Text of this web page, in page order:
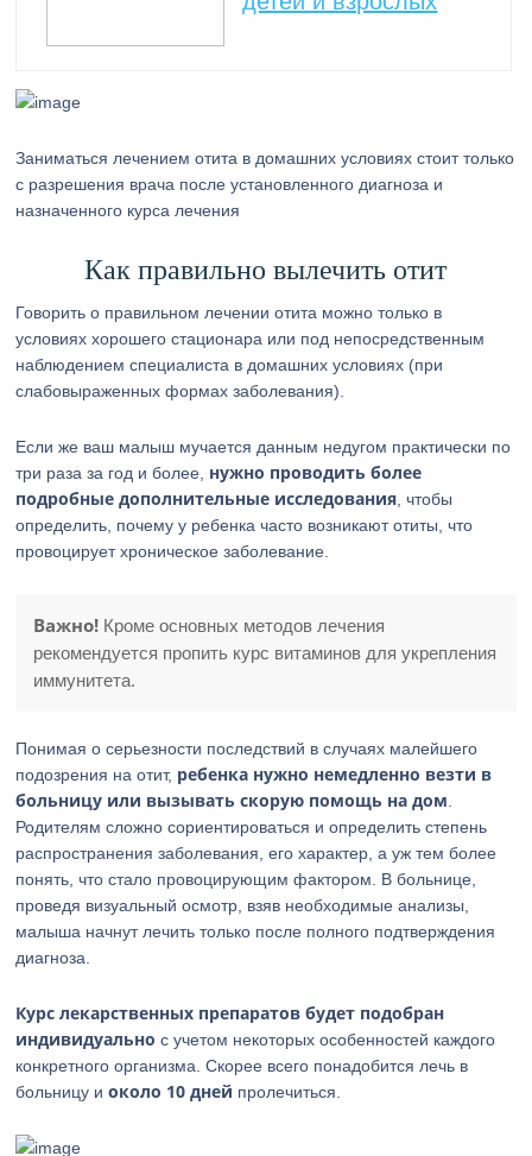
Заниматься лечением отита в домашних условиях стоит только
с разрешения врача после установленного диагноза и
назначенного курса лечения
Как правильно вылечить отит
Говорить о правильном лечении отита можно только в
условиях хорошего стационара или под непосредственным
наблюдением специалиста в домашних условиях (при
слабовыраженных формах заболевания).
Если же ваш малыш мучается данным недугом практически по
три раза за год и более, нужно проводить более
подробные дополнительные исследования , чтобы
определить, почему у ребенка часто возникают отиты, что
провоцирует хроническое заболевание.
Важно! Кроме основных методов лечения
рекомендуется пропить курс витаминов для укрепления
иммунитета.
Понимая о серьезности последствий в случаях малейшего
подозрения на отит, ребенка нужно немедленно везти в
больницу или вызывать скорую помощь на дом
Родителям сложно сориентироваться и определить степень
распространения заболевания, его характер, а уж тем более
понять, что стало провоцирующим фактором. В больнице,
проведя визуальный осмотр, взяв необходимые анализы,
малыша начнут лечить только после полного подтверждения
диагноза.
Курс лекарственных препаратов будет подобран
индивидуально с учетом некоторых особенностей каждого
конкретного организма. Скорее всего понадобится лечь в
больницу иоколо 10 дней пролечиться.